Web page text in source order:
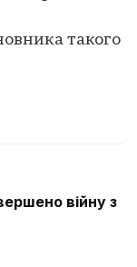
такого
війну з